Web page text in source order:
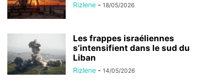
Rizlene - 18/05/2026
Les frappes israéliennes
s’intensifient dans le sud du
Liban
Rizlene - 14/05/2026